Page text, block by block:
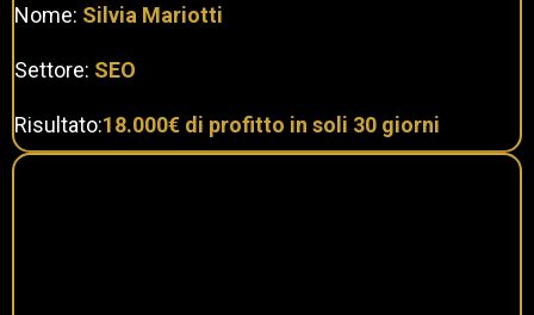
Nome: Silvia Mariotti
Settore: SEO
Risultato:18.000€ di profitto in soli 30 giorni